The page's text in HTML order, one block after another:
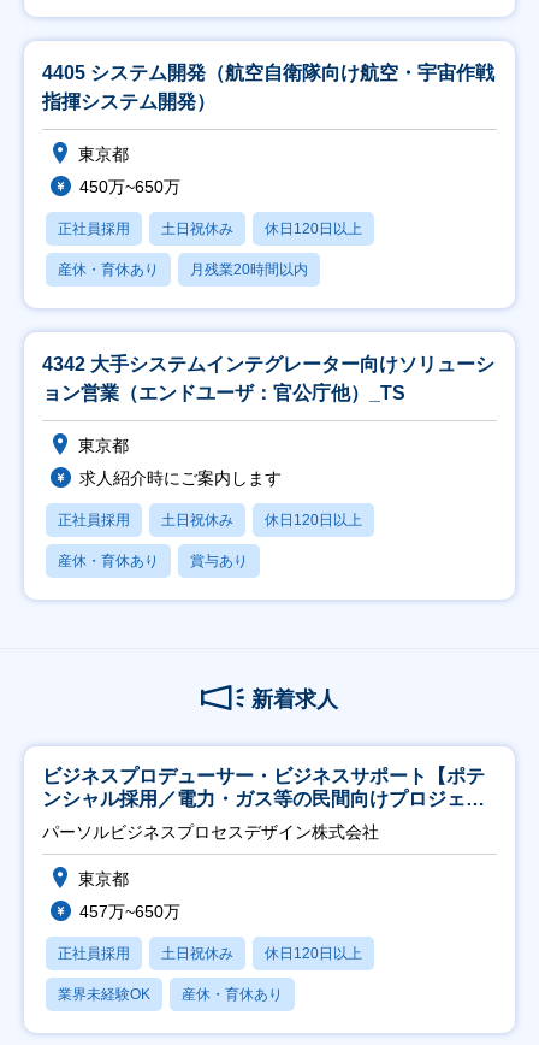
4405 システム開発（航空自衛隊向け航空・宇宙作戦
指揮システム開発）
東京都
450万~650万
正社員採用 土日祝休み 休日120日以上
産休・育休あり 月残業20時間以内
4342 大手システムインテグレーター向けソリューシ
ョン営業（エンドユーザ：官公庁他）_TS
東京都
求人紹介時にご案内します
正社員採用 土日祝休み 休日120日以上
産休・育休あり 賞与あり
新着求人
ビジネスプロデューサー・ビジネスサポート【ポテ
ンシャル採用／電力・ガス等の民間向けプロジェク
ト推進】
パーソルビジネスプロセスデザイン株式会社
東京都
457万~650万
正社員採用 土日祝休み 休日120日以上
業界未経験OK 産休・育休あり